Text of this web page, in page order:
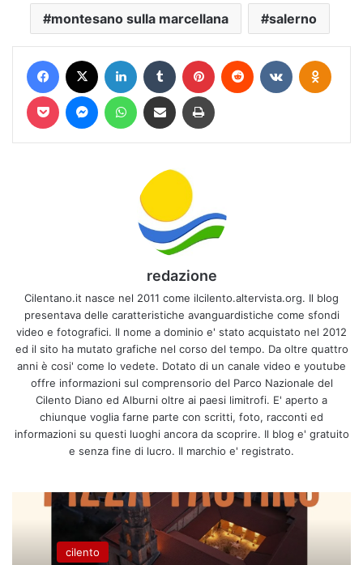
montesano sulla marcellana salerno
Facebook LinkedIn Tumblr Pinterest Reddit VKontakte
Pocket MessengerWhatsAppCondividi via mail Stampa
redazione
Cilentano.it nasce nel 2011 come ilcilento.altervista.org. Il blog
presentava delle caratteristiche avanguardistiche come sfondi
video e fotografici. Il nome a dominio e' stato acquistato nel 2012
ed il sito ha mutato grafiche nel corso del tempo. Da oltre quattro
anni è cosi' come lo vedete. Dotato di un canale video e youtube
offre informazioni sul comprensorio del Parco Nazionale del
Cilento Diano ed Alburni oltre ai paesi limitrofi. E' aperto a
chiunque voglia farne parte con scritti, foto, racconti ed
informazioni su questi luoghi ancora da scoprire. Il blog e' gratuito
e senza fine di lucro. Il marchio e' registrato.
cilento